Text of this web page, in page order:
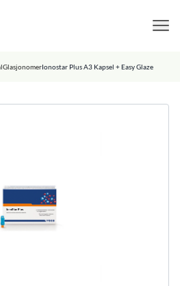
GlasjonomerIonostar Plus A3 Kapsel + Easy Glaze